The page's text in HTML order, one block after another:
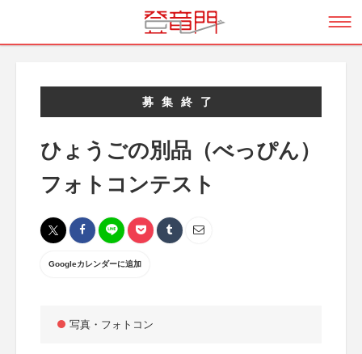
募集終了
ひょうごの別品（べっぴん）
フォトコンテスト
Googleカレンダーに追加
写真・フォトコン